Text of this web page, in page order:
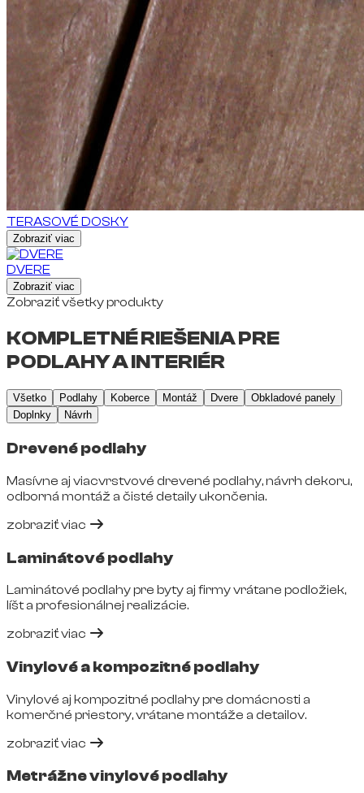
TERASOVÉ DOSKY
Zobraziť viac
DVERE
Zobraziť viac
Zobraziť všetky produkty
KOMPLETNÉ RIEŠENIA PRE
PODLAHY A INTERIÉR
Všetko Podlahy Koberce Montáž Dvere
Obkladové panely
Doplnky
Návrh
Drevené podlahy
Masívne aj viacvrstvové drevené podlahy, návrh dekoru,
odborná montáž a čisté detaily ukončenia.
zobraziť viac
Laminátové podlahy
Laminátové podlahy pre byty aj firmy vrátane podložiek,
líšt a profesionálnej realizácie.
zobraziť viac
Vinylové a kompozitné podlahy
Vinylové aj kompozitné podlahy pre domácnosti a
komerčné priestory, vrátane montáže a detailov.
zobraziť viac
Metrážne vinylové podlahy